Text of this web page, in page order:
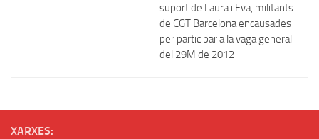
suport de Laura i Eva, militants
de CGT Barcelona encausades
per participar a la vaga general
del 29M de 2012
XARXES: